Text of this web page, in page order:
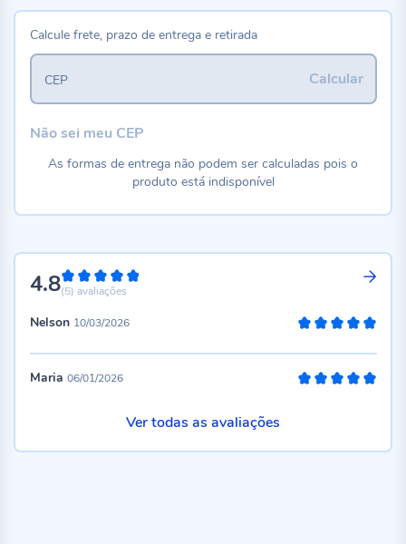
4.896%
(5) avaliações
Nelson 10/03/2026
Maria 06/01/2026
Ver todas as avaliações
Calcule frete, prazo de entrega e retirada
Calcular
CEP
Não sei meu CEP
As formas de entrega não podem ser calculadas pois o
produto está indisponível